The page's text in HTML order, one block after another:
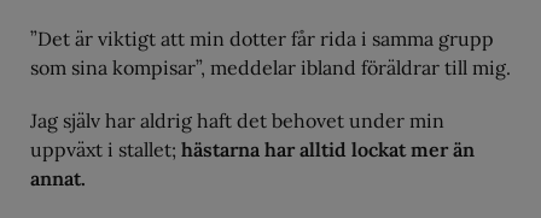
”Det är viktigt att min dotter får rida i samma grupp
som sina kompisar”, meddelar ibland föräldrar till mig.
Jag själv har aldrig haft det behovet under min
uppväxt i stallet; hästarna har alltid lockat mer än
annat.